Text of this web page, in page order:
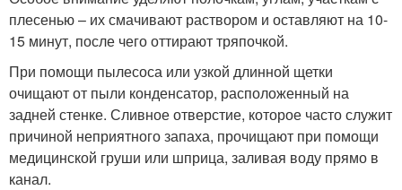
плесенью – их смачивают раствором и оставляют на 10-
15 минут, после чего оттирают тряпочкой.
При помощи пылесоса или узкой длинной щетки
очищают от пыли конденсатор, расположенный на
задней стенке. Сливное отверстие, которое часто служит
причиной неприятного запаха, прочищают при помощи
медицинской груши или шприца, заливая воду прямо в
канал.